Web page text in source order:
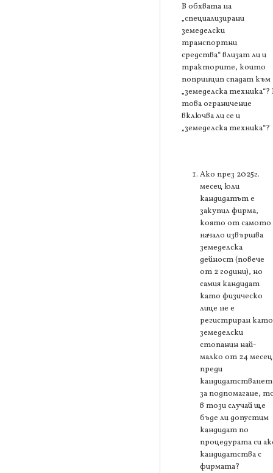
В обхвата на
„специализирани
земеделски
транспортни
средства“ влизат ли и
тракторите, които
попринцип спадат към
„земеделска техника“?
това ограничение
включва ли се и
„земеделска техника“?
Ако през 2025г.
месец юли
кандидатът е
закупил фирма,
която от самото
начало извършва
земеделска
дейност (повече
от 2 години), но
самия кандидат
като физическо
лице не е
регистриран като
земеделски
стопанин най-
малко от 24
преди
за подпомагане,
в този случай ще
бъде ли допустим
кандидат по
процедурата си
кандидатства с
фирмата?